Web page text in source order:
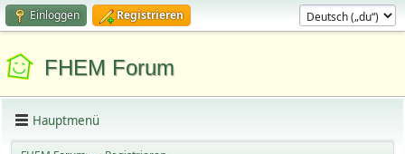
Einloggen Registrieren
FHEM Forum
Hauptmenü